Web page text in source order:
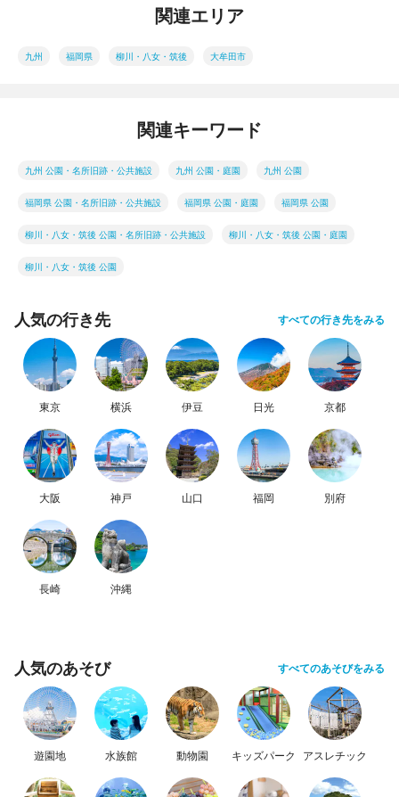
関連エリア
九州 福岡県 柳川・八女・筑後 大牟田市
関連キーワード
九州 公園・名所旧跡・公共施設 九州 公園・庭園 九州 公園
福岡県 公園・名所旧跡・公共施設 福岡県 公園・庭園 福岡県 公園
柳川・八女・筑後 公園・名所旧跡・公共施設 柳川・八女・筑後 公園・庭園
柳川・八女・筑後 公園
人気の行き先 すべての行き先をみる
東京 横浜 伊豆 日光 京都
大阪 神戸 山口 福岡 別府
長崎 沖縄
人気のあそび すべてのあそびをみる
遊園地 水族館 動物園 キッズパーク アスレチック